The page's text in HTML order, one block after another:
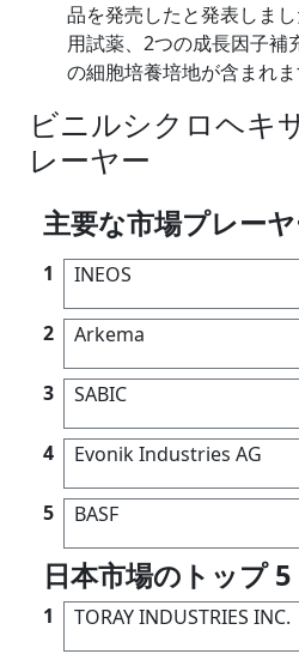
品を発売したと発表しま
用試薬、2つの成長因子補
の細胞培養培地が含まれま
ビニルシクロヘキ
レーヤー
主要な市場プレー
1 INEOS
2 Arkema
3 SABIC
4 Evonik Industries AG
5 BASF
日本市場のトップ
1 TORAY INDUSTRIES INC.